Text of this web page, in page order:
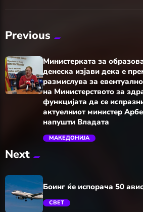
Previous
Министерката за
денеска изјави дека е
размислува за
на Министерството за
функцијата да се
актуелниот министер
напушти Владата
МАКЕДОНИЈА
Next
Боинг ќе испорача 50
СВЕТ